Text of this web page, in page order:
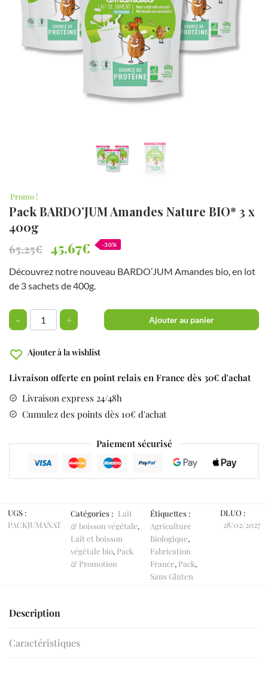
Promo !
Pack BARDO’JUM Amandes Nature BIO* 3 x
400g
65,25€ 45,67€ -30%
Découvrez notre nouveau BARDO’JUM Amandes bio, en lot
de 3 sachets de 400g.
- + Ajouter au panier
Ajouter à la wishlist
Livraison offerte en point relais en France dès 30€ d'achat
Livraison express 24/48h
Cumulez des points dès 10€ d'achat
Paiement sécurisé
a
i
UGS :
PACKJUMANAT
Catégories : Lait
& boisson végétale,
Lait et boisson
végétale bio, Pack
& Promotion
Étiquettes :
Agriculture
Biologique,
Fabrication
France, Pack,
Sans Gluten
DLUO :
28/02/2027
Description
Caractéristiques